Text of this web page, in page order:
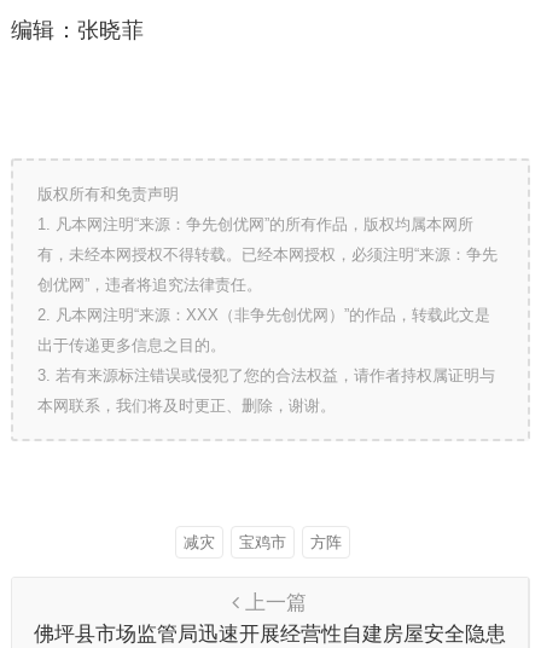
编辑：张晓菲
版权所有和免责声明
1. 凡本网注明“来源：争先创优网”的所有作品，版权均属本网所
有，未经本网授权不得转载。已经本网授权，必须注明“来源：争先
创优网”，违者将追究法律责任。
2. 凡本网注明“来源：XXX（非争先创优网）”的作品，转载此文是
出于传递更多信息之目的。
3. 若有来源标注错误或侵犯了您的合法权益，请作者持权属证明与
本网联系，我们将及时更正、删除，谢谢。
减灾 宝鸡市 方阵
上一篇
佛坪县市场监管局迅速开展经营性自建房屋安全隐患